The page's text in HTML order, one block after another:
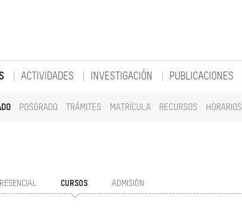
POSGRADO TRÁMITES MATRÍCULA RECURSOS HORARIOS
ACTIVIDADES INVESTIGACIÓN PUBLICACIONES
CURSOS ADMISIÓN